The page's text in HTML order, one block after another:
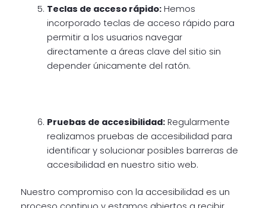
Teclas de acceso rápido:Hemos
incorporado teclas de acceso rápido para
permitir a los usuarios navegar
directamente a áreas clave del sitio sin
depender únicamente del ratón.
Pruebas de accesibilidad:Regularmente
realizamos pruebas de accesibilidad para
identificar y solucionar posibles barreras de
accesibilidad en nuestro sitio web.
Nuestro compromiso con la accesibilidad es un